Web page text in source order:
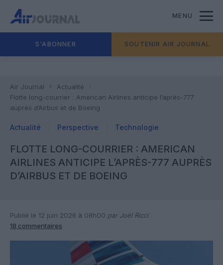
MENU
S'ABONNER SOUTENIR AIR JOURNAL
Air Journal
Actualité
Flotte long-courrier : American Airlines anticipe l’après-777
auprès d’Airbus et de Boeing
Actualité Perspective Technologie
FLOTTE LONG-COURRIER : AMERICAN
AIRLINES ANTICIPE L’APRÈS-777 AUPRÈS
D’AIRBUS ET DE BOEING
Publié le 12 juin 2026 à 08h00 par Joël Ricci
18 commentaires